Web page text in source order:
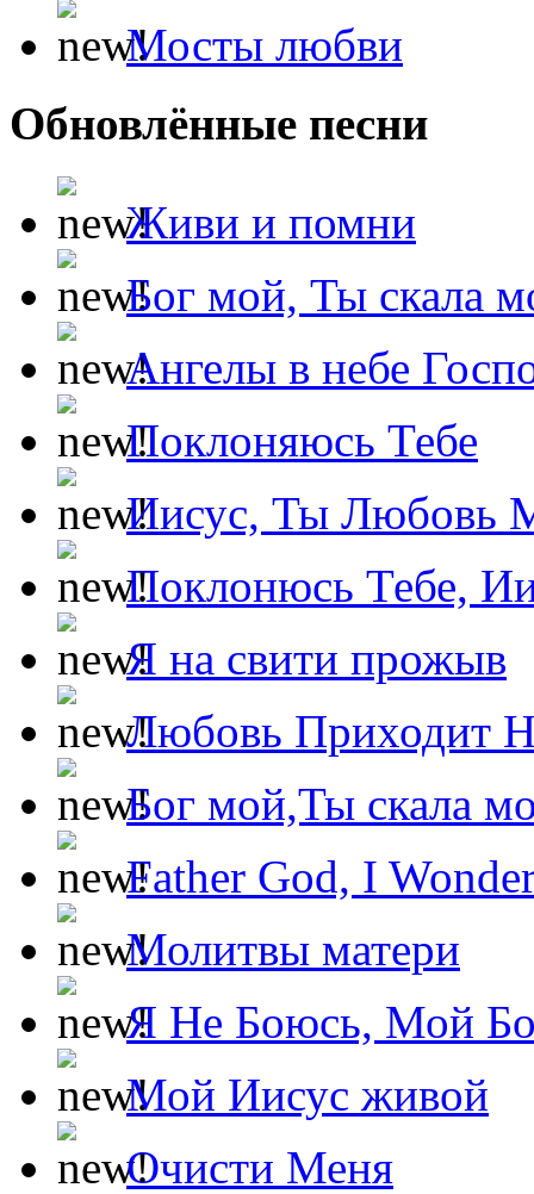
Мосты любви
Обновлённые песни
Живи и помни
Бог мой, Ты скала
Ангелы в небе
Поклоняюсь Тебе
Иисус, Ты Любовь
Поклонюсь Тебе,
Я на свити прожыв
Любовь Приходит
Бог мой,Ты скала
Father God, I
Молитвы матери
Я Не Боюсь, Мой
Мой Иисус живой
Очисти Меня